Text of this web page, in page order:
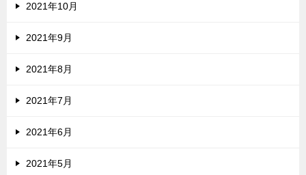
2021年10月
2021年9月
2021年8月
2021年7月
2021年6月
2021年5月